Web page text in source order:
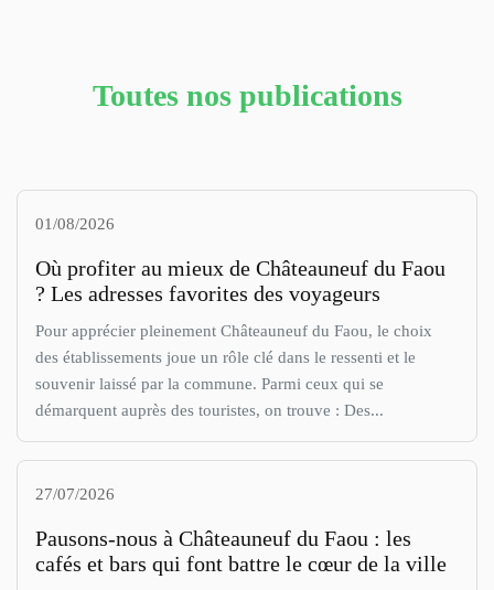
Toutes nos publications
01/08/2026
Où profiter au mieux de Châteauneuf du Faou
? Les adresses favorites des voyageurs
Pour apprécier pleinement Châteauneuf du Faou, le choix
des établissements joue un rôle clé dans le ressenti et le
souvenir laissé par la commune. Parmi ceux qui se
démarquent auprès des touristes, on trouve : Des...
27/07/2026
Pausons-nous à Châteauneuf du Faou : les
cafés et bars qui font battre le cœur de la ville